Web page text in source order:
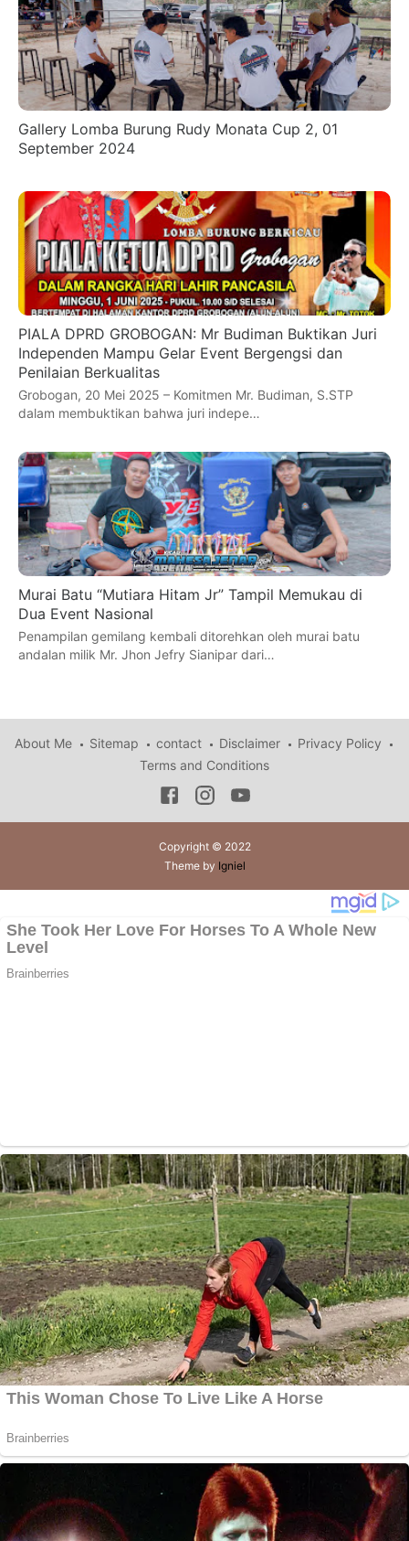
Gallery Lomba Burung Rudy Monata Cup 2, 01
September 2024
PIALA DPRD GROBOGAN: Mr Budiman Buktikan Juri
Independen Mampu Gelar Event Bergengsi dan
Penilaian Berkualitas
Grobogan, 20 Mei 2025 – Komitmen Mr. Budiman, S.STP
dalam membuktikan bahwa juri indepe…
Murai Batu “Mutiara Hitam Jr” Tampil Memukau di
Dua Event Nasional
Penampilan gemilang kembali ditorehkan oleh murai batu
andalan milik Mr. Jhon Jefry Sianipar dari…
About Me Sitemap contact Disclaimer
Privacy Policy
Terms and Conditions
Copyright © 2022
Theme by Igniel